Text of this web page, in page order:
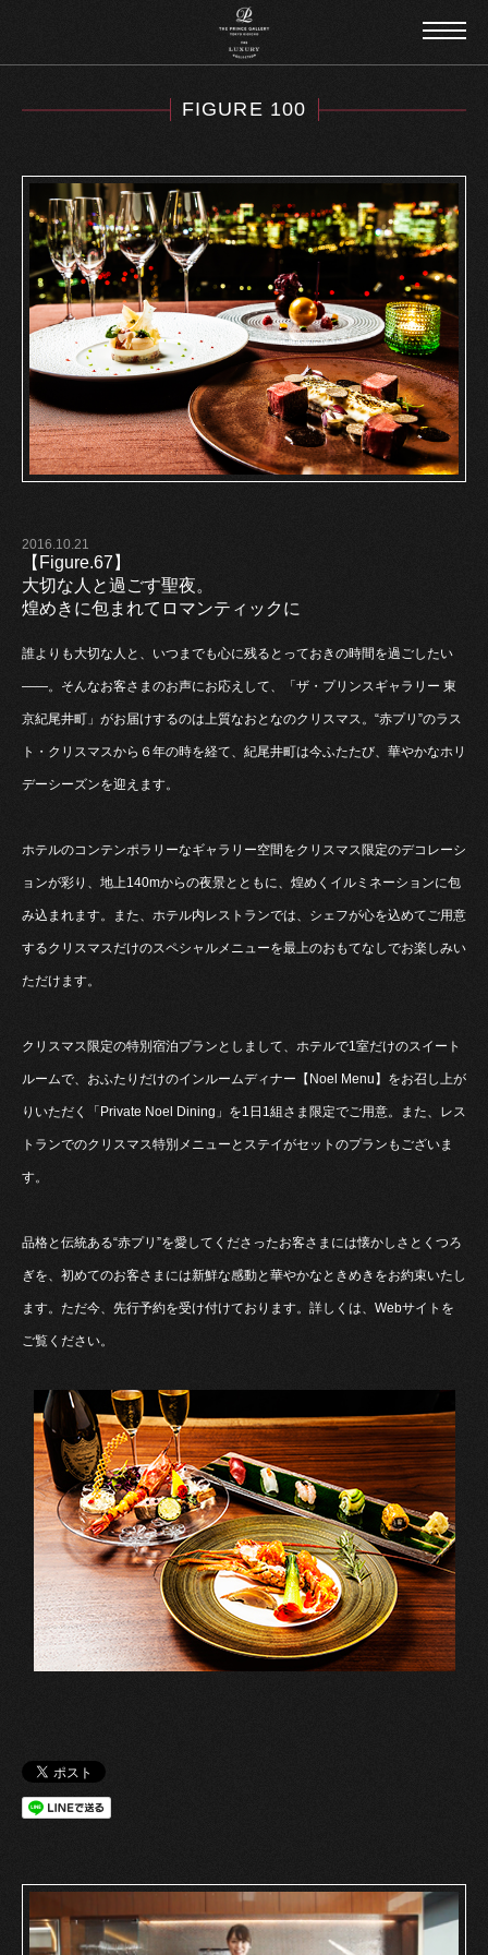
FIGURE 100
2016.10.21
【Figure.67】
大切な人と過ごす聖夜。
煌めきに包まれてロマンティックに
誰よりも大切な人と、いつまでも心に残るとっておきの時間を過ごしたい
――。そんなお客さまのお声にお応えして、「ザ・プリンスギャラリー 東
京紀尾井町」がお届けするのは上質なおとなのクリスマス。“赤プリ”のラス
ト・クリスマスから６年の時を経て、紀尾井町は今ふたたび、華やかなホリ
デーシーズンを迎えます。
ホテルのコンテンポラリーなギャラリー空間をクリスマス限定のデコレーシ
ョンが彩り、地上140mからの夜景とともに、煌めくイルミネーションに包
み込まれます。また、ホテル内レストランでは、シェフが心を込めてご用意
するクリスマスだけのスペシャルメニューを最上のおもてなしでお楽しみい
ただけます。
クリスマス限定の特別宿泊プランとしまして、ホテルで1室だけのスイート
ルームで、おふたりだけのインルームディナー【Noel Menu】をお召し上が
りいただく「Private Noel Dining」を1日1組さま限定でご用意。また、レス
トランでのクリスマス特別メニューとステイがセットのプランもございま
す。
品格と伝統ある“赤プリ”を愛してくださったお客さまには懐かしさとくつろ
ぎを、初めてのお客さまには新鮮な感動と華やかなときめきをお約束いたし
ます。ただ今、先行予約を受け付けております。詳しくは、Webサイトを
ご覧ください。